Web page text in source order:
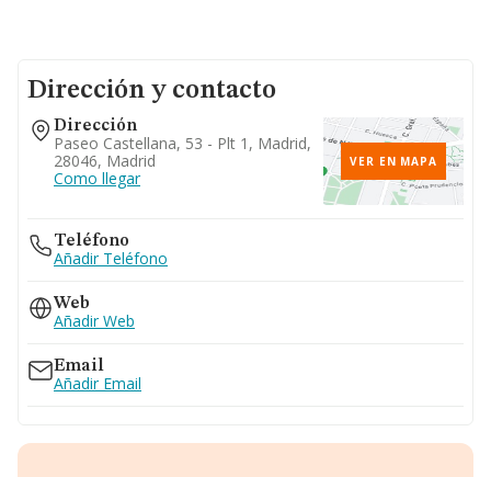
Dirección y contacto
Dirección
Paseo Castellana, 53 - Plt 1, Madrid,
28046, Madrid
Como llegar
VER EN MAPA
Teléfono
Añadir Teléfono
Web
Añadir Web
Email
Añadir Email